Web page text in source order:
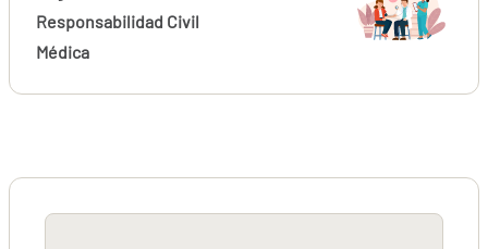
Responsabilidad Civil
Médica